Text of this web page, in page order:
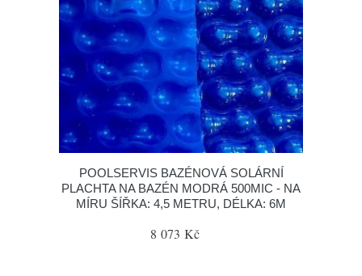
POOLSERVIS BAZÉNOVÁ SOLÁRNÍ
PLACHTA NA BAZÉN MODRÁ 500MIC - NA
MÍRU ŠÍŘKA: 4,5 METRU, DÉLKA: 6M
8 073 Kč